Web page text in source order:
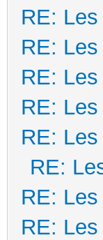
RE:
RE:
RE:
RE:
RE:
RE:
RE:
RE: